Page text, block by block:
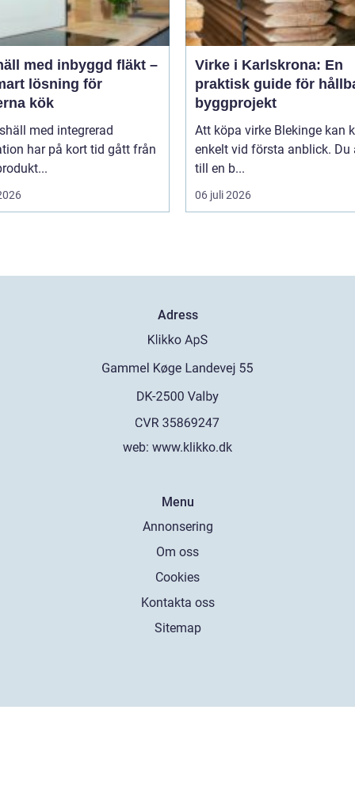
med inbyggd fläkt –
lösning för
kök
med integrerad
har på kort tid gått från
Virke i Karlskrona: En
praktisk guide för
byggprojekt
Att köpa virke Blekinge kan
enkelt vid första anblick. Du
till en b...
06 juli 2026
Adress
web: www.klikko.dk
Menu
Annonsering
Om oss
Cookies
Kontakta oss
Sitemap